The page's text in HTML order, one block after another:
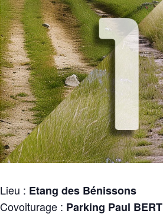
Lieu : Etang des Bénissons
Covoiturage : Parking Paul BERT